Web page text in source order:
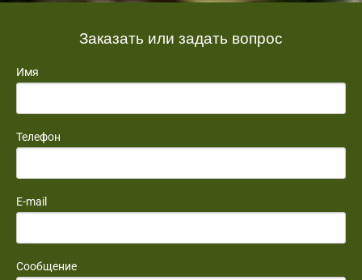
Заказать или задать вопрос
Имя
Телефон
E-mail
Сообщение